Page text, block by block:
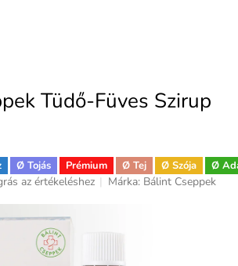
Tüdő-Füves Szirup
Ø Tojás Prémium Ø Tej Ø Szója Ø
az értékeléshez Márka: Bálint Cseppek